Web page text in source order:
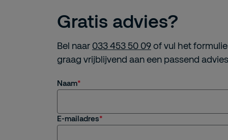
Gratis advies?
Bel naar 033 453 50 09of vul het
graag vrijblijvend aan een passend
Naam
E-mailadres